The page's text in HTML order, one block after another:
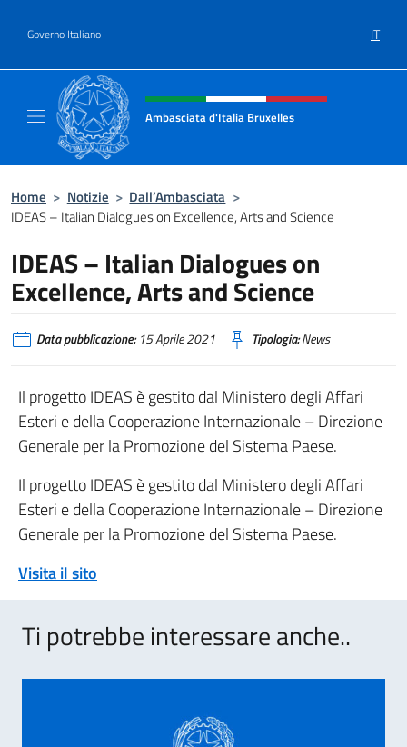
Governo Italiano IT
Intestazione sito, social e menù
Ambasciata d'Italia Bruxelles
Home > Notizie > Dall’Ambasciata >
IDEAS – Italian Dialogues on Excellence, Arts and Science
IDEAS – Italian Dialogues on
Excellence, Arts and Science
Data pubblicazione:15 Aprile 2021 Tipologia:News
Il progetto IDEAS è gestito dal Ministero degli Affari
Esteri e della Cooperazione Internazionale – Direzione
Generale per la Promozione del Sistema Paese.
Il progetto IDEAS è gestito dal Ministero degli Affari
Esteri e della Cooperazione Internazionale – Direzione
Generale per la Promozione del Sistema Paese.
Visita il sito
Ti potrebbe interessare anche..